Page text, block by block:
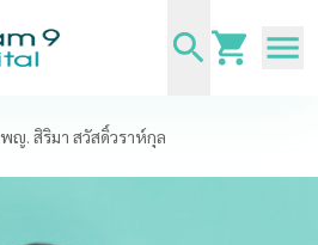
พญ. สิริมา สวัสดิ์วราห์กุล